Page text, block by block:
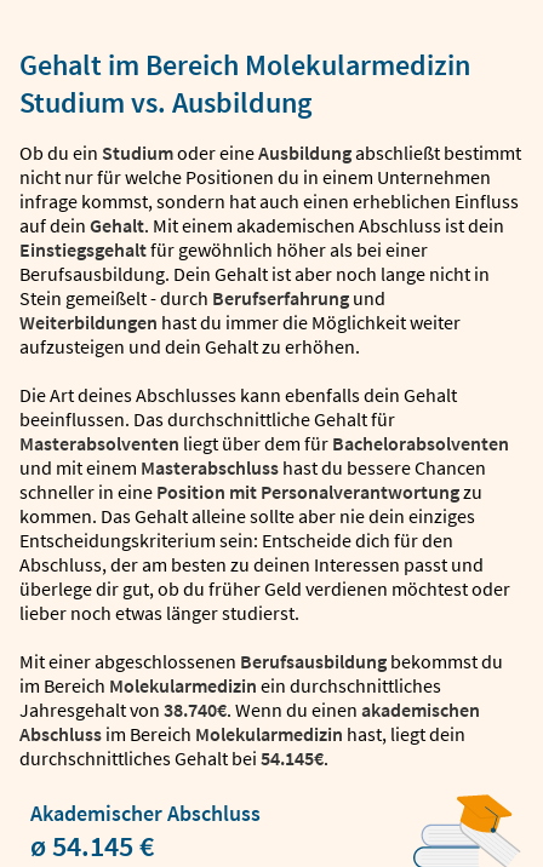
Gehalt im Bereich Molekularmedizin
Studium vs. Ausbildung
Ob du ein Studiumoder eineAusbildungabschließt bestimmt
nicht nur für welche Positionen du in einem Unternehmen
infrage kommst, sondern hat auch einen erheblichen Einfluss
auf dein Gehalt. Mit einem akademischen Abschluss ist dein
Einstiegsgehaltfür gewöhnlich höher als bei einer
Berufsausbildung. Dein Gehalt ist aber noch lange nicht in
Stein gemeißelt - durch Berufserfahrung und
Weiterbildungen hast du immer die Möglichkeit weiter
aufzusteigen und dein Gehalt zu erhöhen.
Die Art deines Abschlusses kann ebenfalls dein Gehalt
beeinflussen. Das durchschnittliche Gehalt für
Masterabsolventen liegt über dem für Bachelorabsolventen
und mit einem Masterabschluss hast du bessere Chancen
schneller in eine Position mit Personalverantwortungzu
kommen. Das Gehalt alleine sollte aber nie dein einziges
Entscheidungskriterium sein: Entscheide dich für den
Abschluss, der am besten zu deinen Interessen passt und
überlege dir gut, ob du früher Geld verdienen möchtest oder
lieber noch etwas länger studierst.
Mit einer abgeschlossenen Berufsausbildung bekommst du
im Bereich Molekularmedizin ein durchschnittliches
Jahresgehalt von 38.740€. Wenn du einen akademischen
Abschluss im Bereich Molekularmedizin hast, liegt dein
durchschnittliches Gehalt bei 54.145€.
Akademischer Abschluss
ø 54.145 €